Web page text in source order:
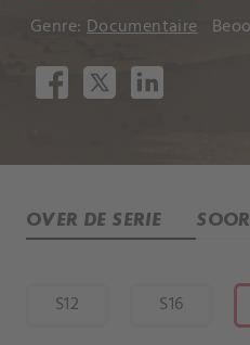
Genre: Documentaire
OVER DE SERIE
S12 S16